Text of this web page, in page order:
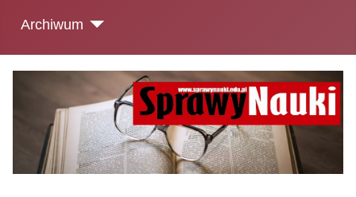
Archiwum